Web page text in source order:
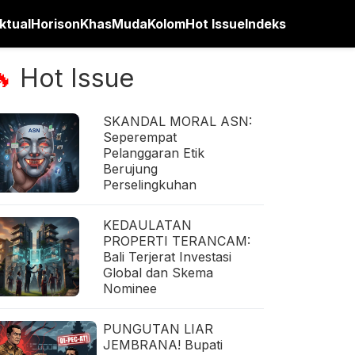
HorisonKhasMudaKolomHot IssueIndeks
Hot Issue
SKANDAL MORAL ASN:
Seperempat
Pelanggaran Etik
Berujung
Perselingkuhan
KEDAULATAN
PROPERTI TERANCAM:
Bali Terjerat Investasi
Global dan Skema
Nominee
PUNGUTAN LIAR
JEMBRANA! Bupati